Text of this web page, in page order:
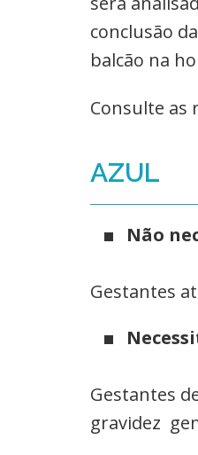
conclusão
balcão na
Consulte as
AZUL
Não
Gestantes
Gestantes
gravidez